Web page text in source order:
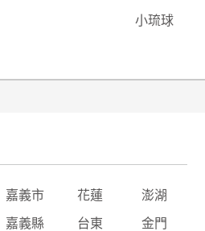
小琉球
嘉義市 花蓮 澎湖
嘉義縣 台東 金門